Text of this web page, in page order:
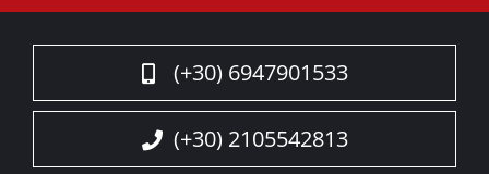
(+30) 6947901533
(+30) 2105542813